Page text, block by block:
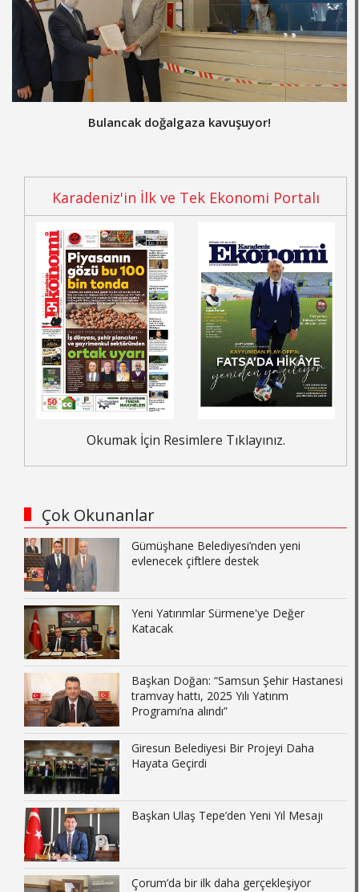
Bulancak doğalgaza kavuşuyor!
Karadeniz'in İlk ve Tek Ekonomi Portalı
Okumak İçin Resimlere Tıklayınız.
Çok Okunanlar
Gümüşhane Belediyesi’nden yeni
evlenecek çiftlere destek
Yeni Yatırımlar Sürmene'ye Değer
Katacak
Başkan Doğan: “Samsun Şehir Hastanesi
tramvay hattı, 2025 Yılı Yatırım
Programı’na alındı”
Giresun Belediyesi Bir Projeyi Daha
Hayata Geçirdi
Başkan Ulaş Tepe’den Yeni Yıl Mesajı
Çorum’da bir ilk daha gerçekleşiyor